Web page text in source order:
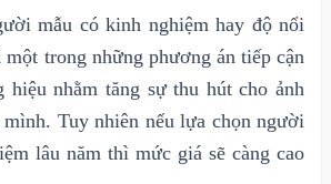
mẫu có kinh nghiệm hay độ nổi
trong những phương án tiếp cận
hiệu nhằm tăng sự thu hút cho ảnh
mình. Tuy nhiên nếu lựa chọn người
lâu năm thì mức giá sẽ càng cao